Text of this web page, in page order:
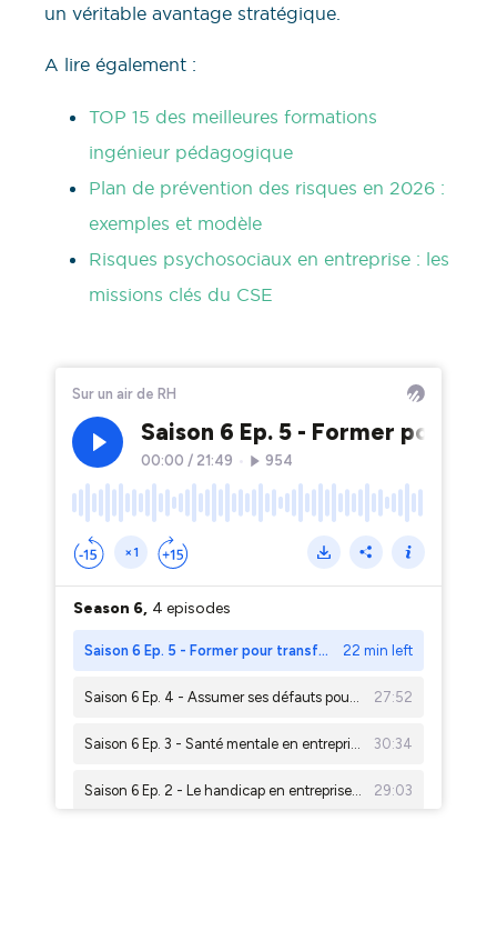
un véritable avantage stratégique.
A lire également :
TOP 15 des meilleures formations
ingénieur pédagogique
Plan de prévention des risques en 2026 :
exemples et modèle
Risques psychosociaux en entreprise : les
missions clés du CSE